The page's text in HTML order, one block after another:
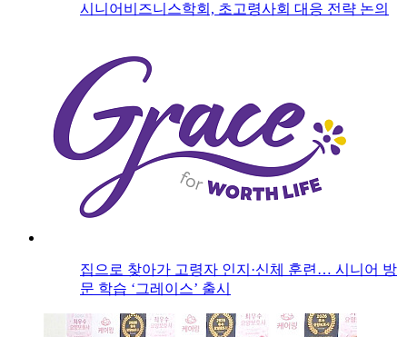
시니어비즈니스학회, 초고령사회 대응 전략 논의
집으로 찾아가 고령자 인지·신체 훈련… 시니어 방
문 학습 ‘그레이스’ 출시